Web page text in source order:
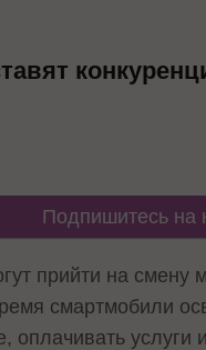
Подпишитесь на
прийти на смену
смартмобили
оплачивать